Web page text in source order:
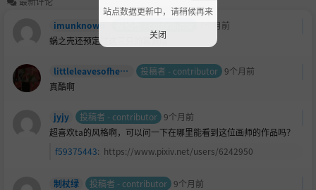
imunknown
7个月前
蜗之壳还预定过这三只的套装版
littleleavesofheaven 投稿者 - contributor 9个月前
真酷啊
jyjy 投稿者 - contributor 9个月前
超喜欢ta的风格啊，可以问一下在哪里能看到这位画师的作品吗？
f59375443: https://www.pixiv.net/users/6242950
制杖绿 投稿者 - contributor 9个月前
站点数据更新中，请稍候再来
关闭